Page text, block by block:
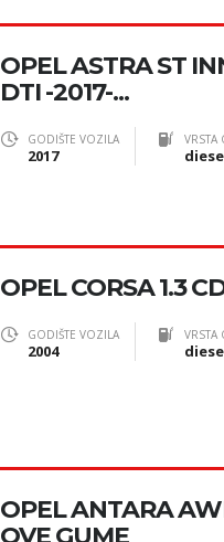
OPEL ASTRA ST
DTI -2017-...
GODIŠTE VOZILA
2017
VRSTA
OPEL CORSA 1.3
GODIŠTE VOZILA
2004
VRSTA
OPEL ANTARA
OVE GUME